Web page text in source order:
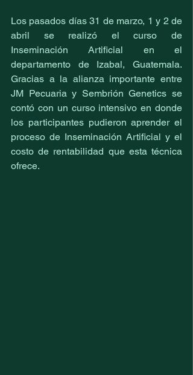
Los pasados días 31 de marzo, 1 y 2 de
abril se realizó el curso de
Inseminación Artificial en el
departamento de Izabal, Guatemala.
Gracias a la alianza importante entre
JM Pecuaria y Sembrión Genetics se
contó con un curso intensivo en donde
los participantes pudieron aprender el
proceso de Inseminación Artificial y el
costo de rentabilidad que esta técnica
ofrece.